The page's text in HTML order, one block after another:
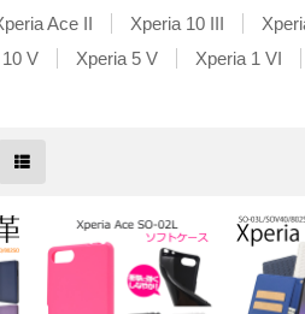
Ace II Xperia 10 III
V Xperia 5 V Xperia 1 VI